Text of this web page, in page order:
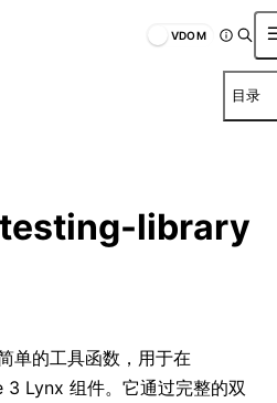
VDOM
目录
library
单的工具函数，用于在
Lynx 组件。它通过完整的双